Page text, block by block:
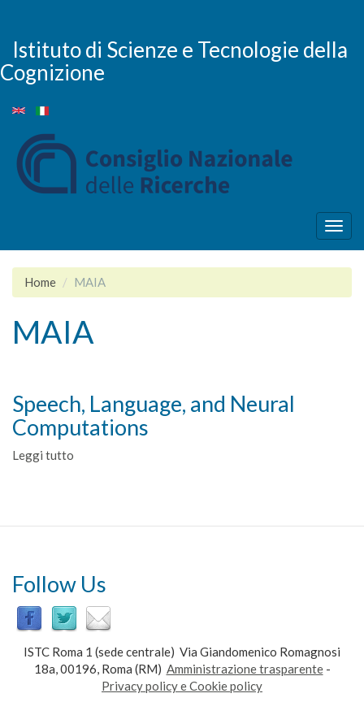
contenuto
principale
Istituto di Scienze e Tecnologie della
Cognizione
Home MAIA
MAIA
Speech, Language, and Neural
Computations
Leggi tutto
Neural
Follow Us
ISTC Roma 1 (sede centrale) Via Giandomenico Romagnosi
18a, 00196, Roma (RM) Amministrazione trasparente-
Privacy policy e Cookie policy